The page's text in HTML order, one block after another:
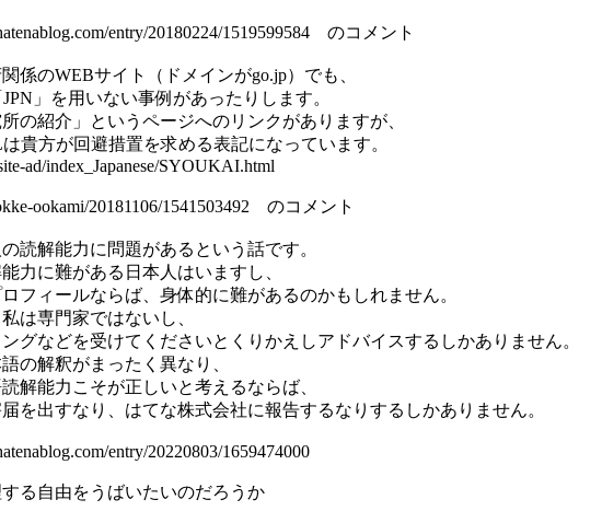
entry/20180224/1519599584 のコメント
係のWEBサイト（ドメインがgo.jp）でも、
」を用いない事例があったりします。
の紹介」というページへのリンクがありますが、
貴方が回避措置を求める表記になっています。
ad/index_Japanese/SYOUKAI.html
ookami/20181106/1541503492 のコメント
読解能力に問題があるという話です。
力に難がある日本人はいますし、
フィールならば、身体的に難があるのかもしれません。
は専門家ではないし、
グなどを受けてくださいとくりかえしアドバイスするしかありません。
の解釈がまったく異なり、
解能力こそが正しいと考えるならば、
を出すなり、はてな株式会社に報告するなりするしかありません。
entry/20220803/1659474000
る自由をうばいたいのだろうか